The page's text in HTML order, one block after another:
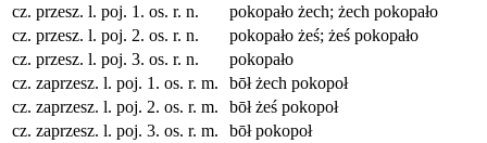
cz. przesz. l. poj. 1. os. r. n.
pokopało żech; żech pokopało
cz. przesz. l. poj. 2. os. r. n.
pokopało żeś; żeś pokopało
cz. przesz. l. poj. 3. os. r. n.
pokopało
cz. zaprzesz. l. poj. 1. os. r. m.
bōł żech pokopoł
cz. zaprzesz. l. poj. 2. os. r. m.
bōł żeś pokopoł
cz. zaprzesz. l. poj. 3. os. r. m.
bōł pokopoł